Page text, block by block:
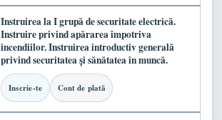
Instruirea la I grupă de securitate electrică.
Instruire privind apărarea împotriva
incendiilor. Instruirea introductiv generală
privind securitatea și sănătatea în muncă.
Inscrie-te Cont de plată